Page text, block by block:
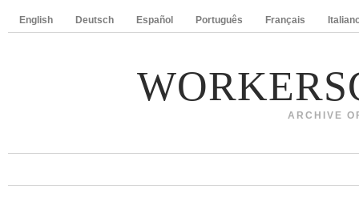
English Deutsch Español Português Français
ARCHIVE